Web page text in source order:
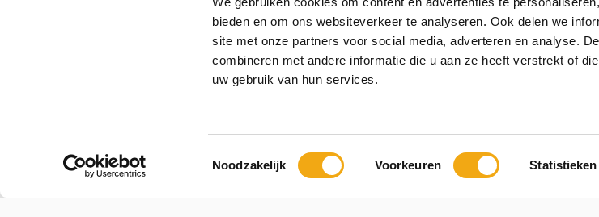
bieden en om ons websiteverkeer te analyseren. Ook delen we
site met onze partners voor social media, adverteren en analyse.
combineren met andere informatie die u aan ze heeft verstrekt of
uw gebruik van hun services.
Toestemmingsselectie
Noodzakelijk Voorkeuren Statistieken